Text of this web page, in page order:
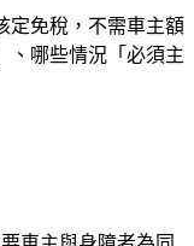
定免稅，不需車主額
、哪些情況「必須主